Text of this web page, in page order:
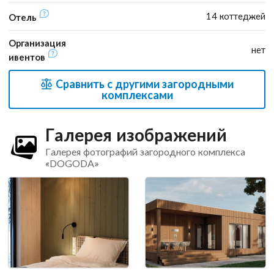
Отель 14 коттеджей
Организация
ивентов
нет
Сравнить с другими загородными
комплексами
Галерея изображений
Галерея фотографий загородного комплекса
«DOGODA»